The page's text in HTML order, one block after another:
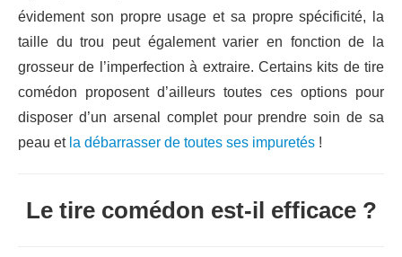
évidement son propre usage et sa propre spécificité, la
taille du trou peut également varier en fonction de la
grosseur de l’imperfection à extraire. Certains kits de tire
comédon proposent d’ailleurs toutes ces options pour
disposer d’un arsenal complet pour prendre soin de sa
peau et la débarrasser de toutes ses impuretés !
Le tire comédon est-il efficace ?